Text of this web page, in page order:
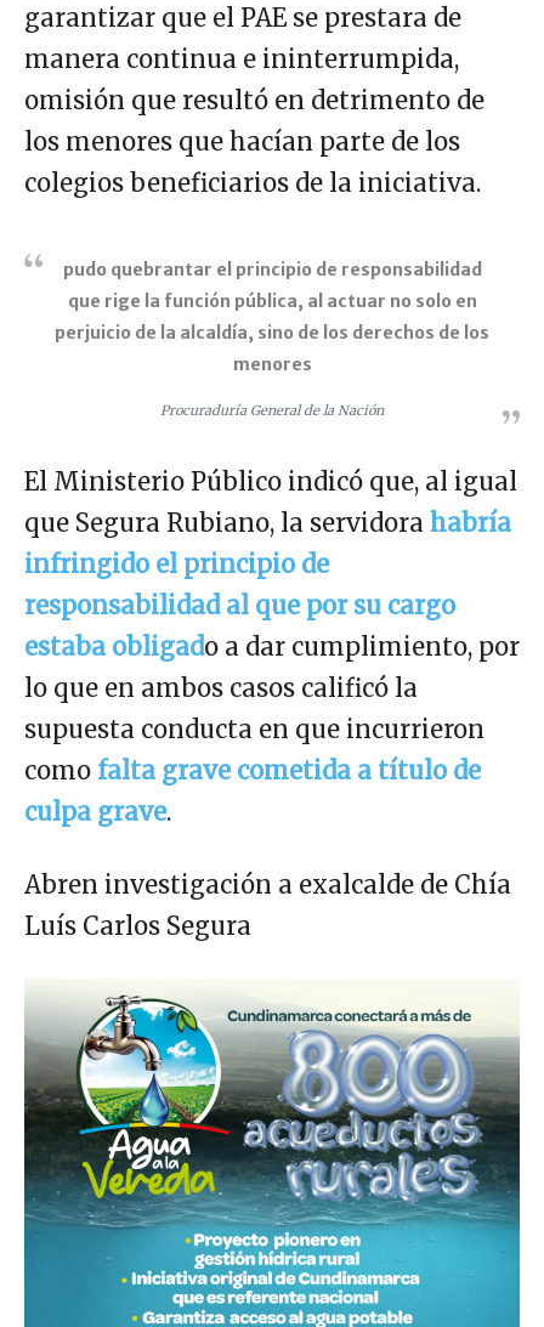
garantizar que el PAE se prestara de
manera continua e ininterrumpida,
omisión que resultó en detrimento de
los menores que hacían parte de los
colegios beneficiarios de la iniciativa.
pudo quebrantar el principio de responsabilidad
que rige la función pública, al actuar no solo en
perjuicio de la alcaldía, sino de los derechos de los
menores
Procuraduría General de la Nación
El Ministerio Público indicó que, al igual
que Segura Rubiano, la servidora habría
infringido el principio de
responsabilidad al que por su cargo
estaba obligado a dar cumplimiento, por
lo que en ambos casos calificó la
supuesta conducta en que incurrieron
como falta grave cometida a título de
culpa grave.
Abren investigación a exalcalde de Chía
Luís Carlos Segura